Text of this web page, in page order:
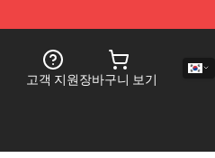
고객 지원장바구니 보기